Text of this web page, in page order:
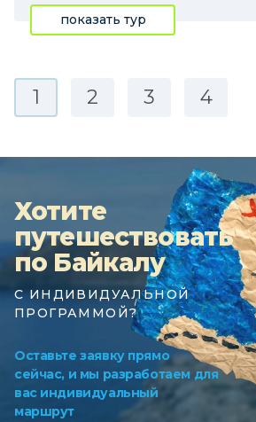
показать тур
1 2 3 4
Хотите
путешествовать
по Байкалу
С ИНДИВИДУАЛЬНОЙ
ПРОГРАММОЙ?
Оставьте заявку прямо
сейчас, и мы разработаем для
вас индивидуальный
маршрут